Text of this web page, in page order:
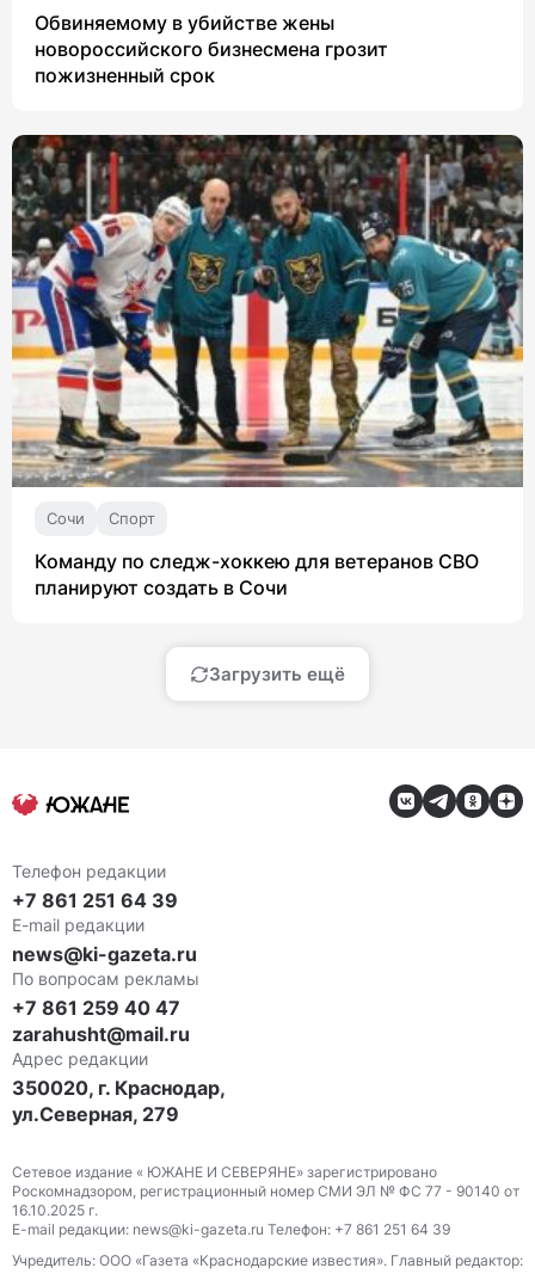
Обвиняемому в убийстве жены
новороссийского бизнесмена грозит
пожизненный срок
Сочи Спорт
Команду по следж-хоккею для ветеранов СВО
планируют создать в Сочи
Загрузить ещё
Телефон редакции
+7 861 251 64 39
E-mail редакции
news@ki-gazeta.ru
По вопросам рекламы
+7 861 259 40 47
zarahusht@mail.ru
Адрес редакции
350020, г. Краснодар,
ул.Северная, 279
Сетевое издание « ЮЖАНЕ И СЕВЕРЯНЕ» зарегистрировано
Роскомнадзором, регистрационный номер СМИ ЭЛ № ФС 77 - 90140 от
16.10.2025 г.
E-mail редакции: news@ki-gazeta.ru Телефон: +7 861 251 64 39
Учредитель: ООО «Газета «Краснодарские известия». Главный редактор: